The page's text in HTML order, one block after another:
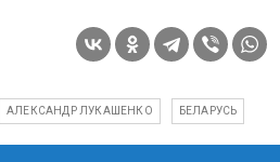
АЛЕКСАНДР ЛУКАШЕНКО БЕЛАРУСЬ